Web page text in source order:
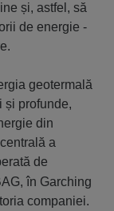
și, astfel, să
de energie -
geotermală
și profunde,
din
a
de
în Garching
companiei.